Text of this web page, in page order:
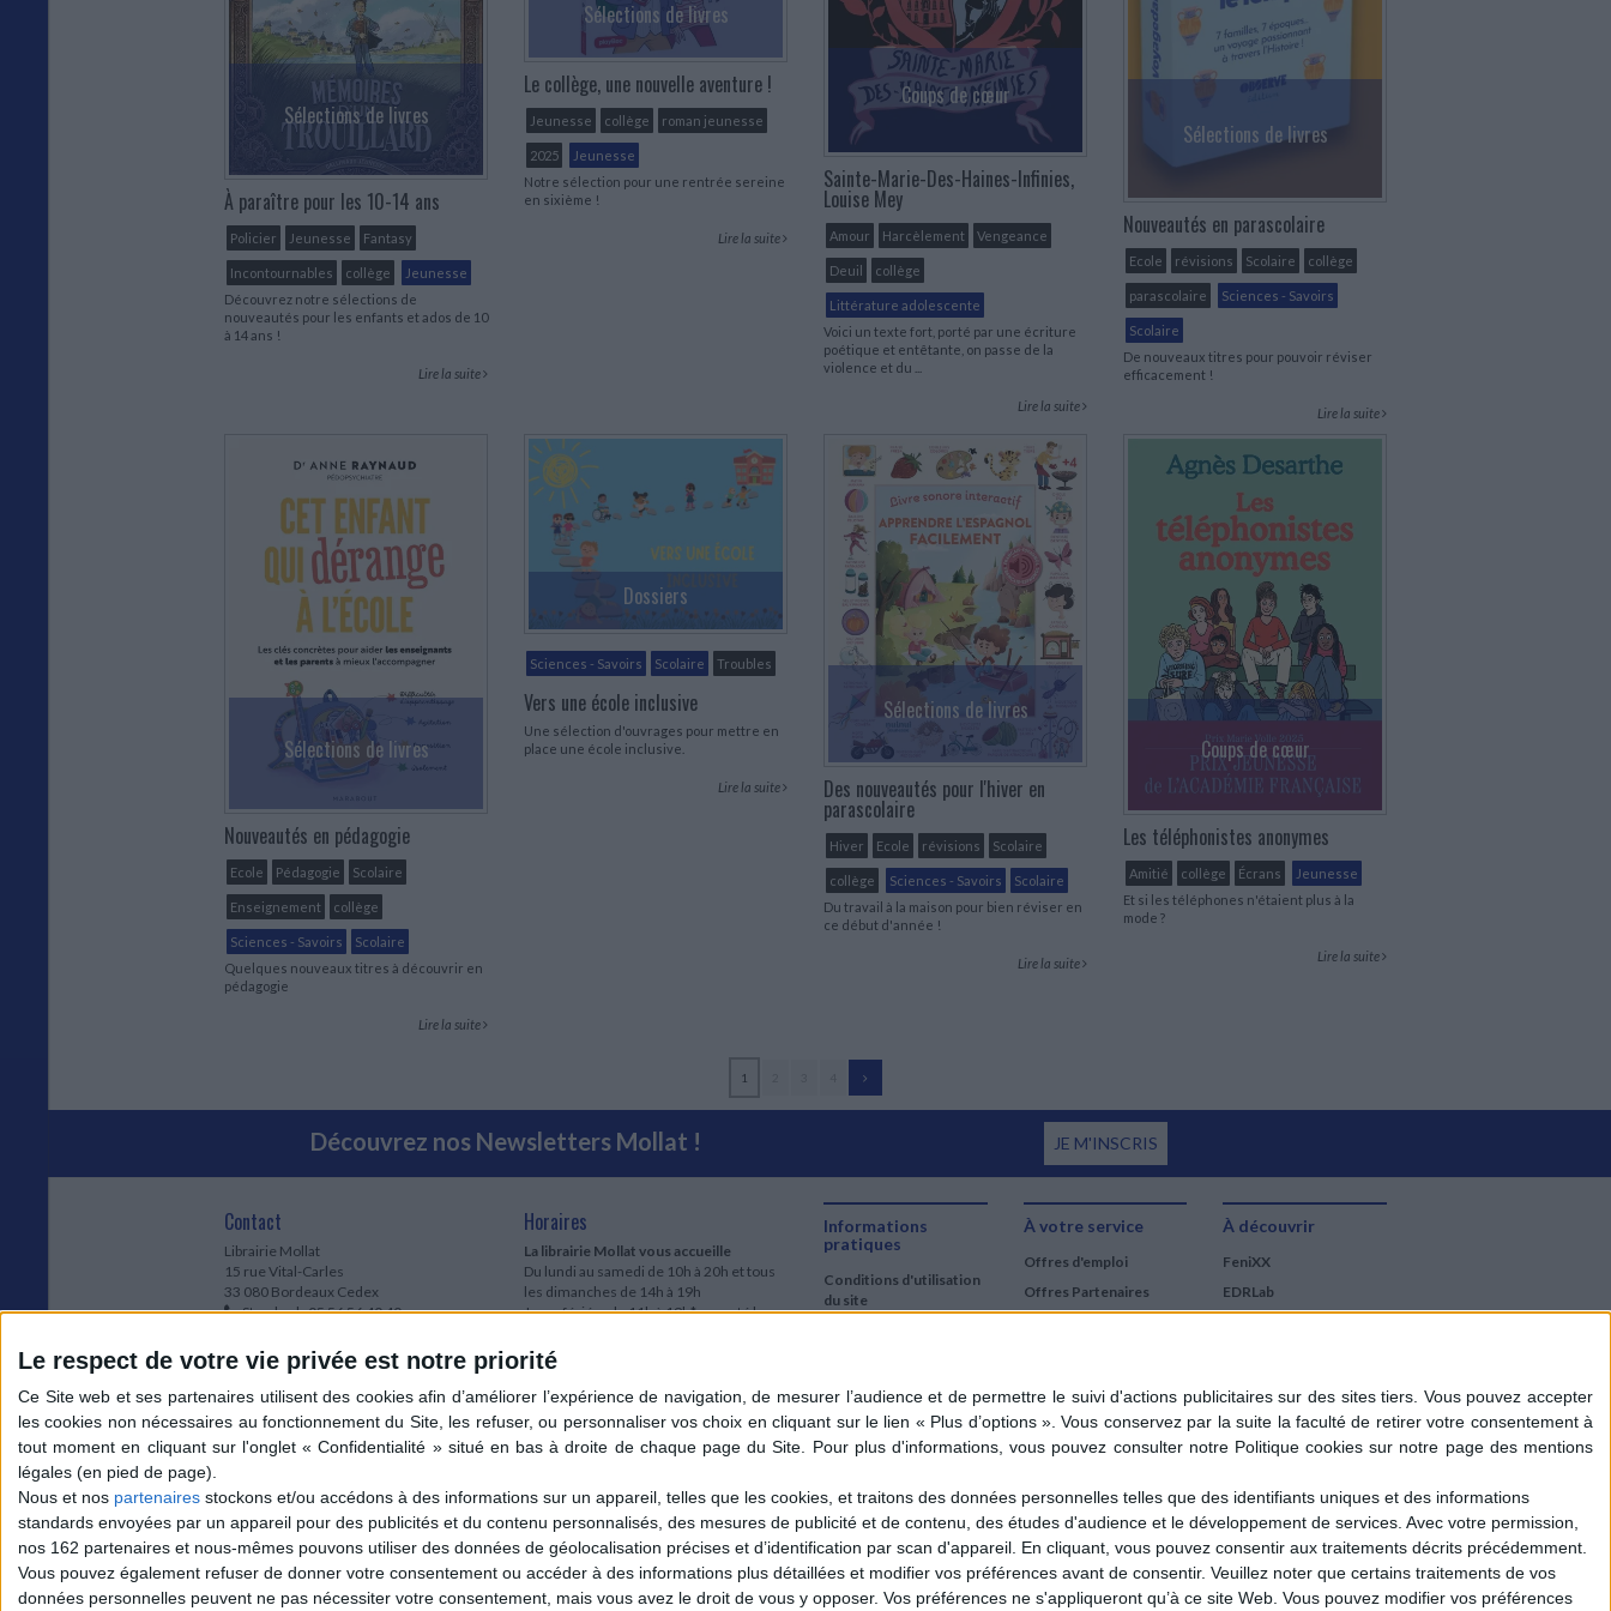
Le respect de votre vie privée est notre priorité
Nous et nos partenaires stockons et/ou accédons à des informations sur un appareil, telles que les cookies, et traitons des données personnelles telles que des identifiants uniques et des informations
standards envoyées par un appareil pour des publicités et du contenu personnalisés, des mesures de publicité et de contenu, des études d'audience et le développement de services. Avec votre permission,
nos 162 partenaires et nous-mêmes pouvons utiliser des données de géolocalisation précises et d’identification par scan d'appareil. En cliquant, vous pouvez consentir aux traitements décrits précédemment.
Vous pouvez également refuser de donner votre consentement ou accéder à des informations plus détaillées et modifier vos préférences avant de consentir. Veuillez noter que certains traitements de vos
données personnelles peuvent ne pas nécessiter votre consentement, mais vous avez le droit de vous y opposer. Vos préférences ne s'appliqueront qu’à ce site Web. Vous pouvez modifier vos préférences
Sélections de livres
À paraître pour les 10-14 ans
Policier Jeunesse Fantasy
Incontournables collège
Jeunesse
Découvrez notre sélections de
nouveautés pour les enfants et ados de 10
à 14 ans !
Lire la suite
Sélections de livres
Le collège, une nouvelle aventure !
Jeunesse collège roman jeunesse
2025
Jeunesse
Notre sélection pour une rentrée sereine
en sixième !
Lire la suite
Coups de cœur
Sainte-Marie-Des-Haines-Infinies,
Louise Mey
Amour Harcèlement Vengeance
Deuil collège
Littérature adolescente
Voici un texte fort, porté par une écriture
poétique et entêtante, on passe de la
violence et du ...
Lire la suite
Sélections de livres
Nouveautés en parascolaire
Ecole révisions Scolaire collège
parascolaire Sciences - Savoirs
Scolaire
De nouveaux titres pour pouvoir réviser
efficacement !
Lire la suite
Sélections de livres
Nouveautés en pédagogie
Ecole Pédagogie Scolaire
Enseignement collège
Sciences - Savoirs
Scolaire
Quelques nouveaux titres à découvrir en
pédagogie
Lire la suite
Dossiers
Sciences - Savoirs Scolaire Troubles
Vers une école inclusive
Une sélection d'ouvrages pour mettre en
place une école inclusive.
Lire la suite
Sélections de livres
Des nouveautés pour l'hiver en
parascolaire
Hiver Ecole révisions Scolaire
collège Sciences - Savoirs
Scolaire
Du travail à la maison pour bien réviser en
ce début d'année !
Lire la suite
Coups de cœur
Les téléphonistes anonymes
Amitié collège Écrans
Jeunesse
Et si les téléphones n'étaient plus à la
mode ?
Lire la suite
1
Découvrez nos Newsletters Mollat ! JE M'INSCRIS
Informations
pratiques
Conditions d'utilisation
du site
Frais de port & Livraison
Conditions Générales
de Vente
À votre service
Offres d'emploi
Offres Partenaires
À découvrir
FeniXX
EDRLab
Cercle de la librairie
Les chèques cadeaux
Mollat
Contact
Librairie Mollat
15 rue Vital-Carles
33 080 Bordeaux Cedex
Standard :05 56 56 40 40
83
Contactez-nous
Horaires
La librairie Mollat vous accueille
Du lundi au samedi de 10h à 20h et tous
les dimanches de 14h à 19h
Jours fériés : de 11h à 19h* excepté le
* Si le jour férié est un dimanche, de 14h
à 19h
Le clic et collecte est ouvert
du lundi au samedi de 9h30 à 20h et tous
les dimanches de 14h à 19h
19h* excepté le 1er mai, le 25 décembre
et le 1er janvier
* Si le jour férié est un dimanche de 14h à
19h
Voir le détail des horaires & accès